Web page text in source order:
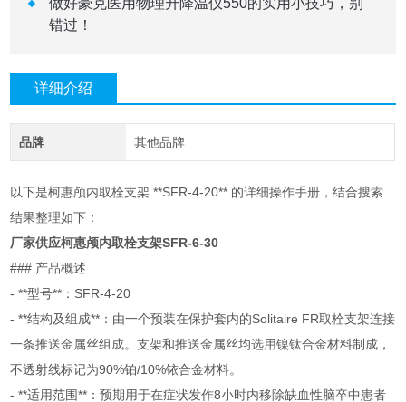
做好豪克医用物理升降温仪550的实用小技巧，别
错过！
详细介绍
品牌 其他品牌
以下是柯惠颅内取栓支架 **SFR-4-20** 的详细操作手册，结合搜索
结果整理如下：
厂家供应柯惠颅内取栓支架SFR-6-30
### 产品概述
- **型号**：SFR-4-20
- **结构及组成**：由一个预装在保护套内的Solitaire FR取栓支架连接
一条推送金属丝组成。支架和推送金属丝均选用镍钛合金材料制成，
不透射线标记为90%铂/10%铱合金材料。
- **适用范围**：预期用于在症状发作8小时内移除缺血性脑卒中患者